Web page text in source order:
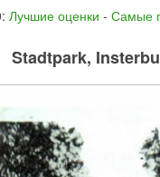
Лучшие оценки - Самые
Stadtpark,